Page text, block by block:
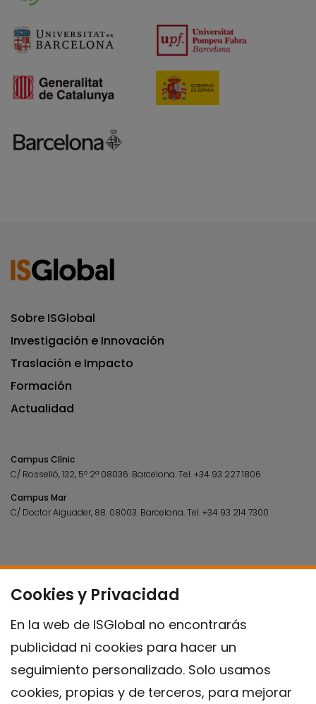
Cookies y Privacidad
En la web de ISGlobal no encontrarás
publicidad ni cookies para hacer un
seguimiento personalizado. Solo usamos
cookies, propias y de terceros, para mejorar
Sobre ISGlobal
Investigación e Innovación
Traslación e Impacto
Formación
Actualidad
Campus Clínic
C/ Rosselló, 132, 5º 2ª 08036. Barcelona.Tel.+34 93 227 1806
Campus Mar
C/ Doctor Aiguader, 88. 08003. Barcelona.Tel.+34 93 214 7300